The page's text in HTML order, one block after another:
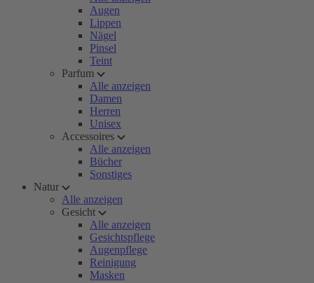
Augen
Lippen
Nägel
Pinsel
Teint
Parfum
Alle anzeigen
Damen
Herren
Unisex
Accessoires
Alle anzeigen
Bücher
Sonstiges
Natur
Alle anzeigen
Gesicht
Alle anzeigen
Gesichtspflege
Augenpflege
Reinigung
Masken